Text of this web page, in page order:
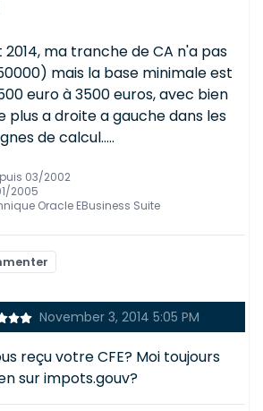
2014, ma tranche de CA n'a pas
mais la base minimale est
euro à 3500 euros, avec bien
plus a droite a gauche dans les
de calcul.....
03/2002
2005
Oracle EBusiness Suite
November 3, 2014 5:05 PM
reçu votre CFE? Moi toujours
sur impots.gouv?